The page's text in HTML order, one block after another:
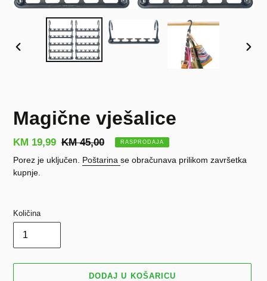
PRETHODNI
Magične vješalice
Prodajna
cijena
KM 19,99 Redovna
cijena
KM 45,00 RASPRODAJA
Porez je uključen. Poštarina se obračunava prilikom završetka
kupnje.
Količina
DODAJ U KOŠARICU